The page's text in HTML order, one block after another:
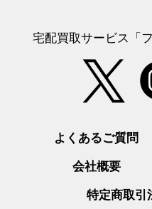
宅配買取サービス「
よくあるご質問
会社概要
特定商取引